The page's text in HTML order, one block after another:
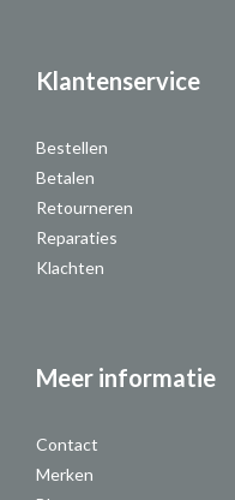
Klantenservice
Bestellen
Betalen
Retourneren
Reparaties
Klachten
Meer informatie
Contact
Merken